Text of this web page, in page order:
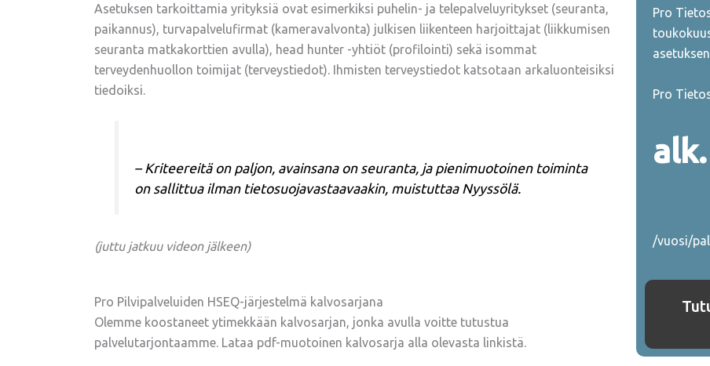
Asetuksen tarkoittamia yrityksiä ovat esimerkiksi puhelin- ja telepalveluyritykset (seuranta,
paikannus), turvapalvelufirmat (kameravalvonta) julkisen liikenteen harjoittajat (liikkumisen
seuranta matkakorttien avulla), head hunter -yhtiöt (profilointi) sekä isommat
terveydenhuollon toimijat (terveystiedot). Ihmisten terveystiedot katsotaan arkaluonteisiksi
tiedoiksi.
– Kriteereitä on paljon, avainsana on seuranta, ja pienimuotoinen toiminta
on sallittua ilman tietosuojavastaavaakin, muistuttaa Nyyssölä.
(juttu jatkuu videon jälkeen)
Pro Pilvipalveluiden HSEQ-järjestelmä kalvosarjana
Olemme koostaneet ytimekkään kalvosarjan, jonka avulla voitte tutustua
palvelutarjontaamme. Lataa pdf-muotoinen kalvosarja alla olevasta linkistä.
Pro
Pro
/vuosi/